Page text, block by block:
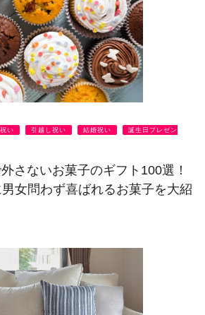
い 引越し祝い 結婚祝い 誕生日プレゼン
さないお菓子のギフト100選！
女問わず喜ばれるお菓子を大紹